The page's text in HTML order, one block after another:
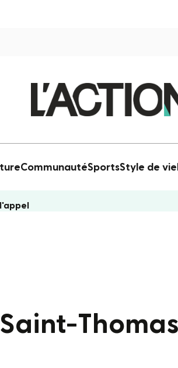
CommunautéSportsStyle de vie
Thomas